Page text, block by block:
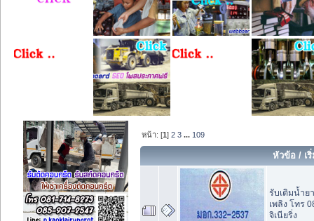
หน้า: [1]2 3 ... 109
หัวข้อ / เ
รับเติมน้ำย
เพลิง โทร
จิเนียริ่ง